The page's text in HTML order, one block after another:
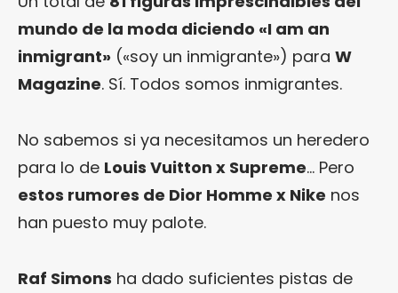
mundo de la moda diciendo «I am an
inmigrant» («soy un inmigrante») para W
Magazine. Sí. Todos somos inmigrantes.
No sabemos si ya necesitamos un heredero
para lo de Louis Vuitton x Supreme… Pero
estos rumores de Dior Homme x Nike nos
han puesto muy palote.
Raf Simons ha dado suficientes pistas de